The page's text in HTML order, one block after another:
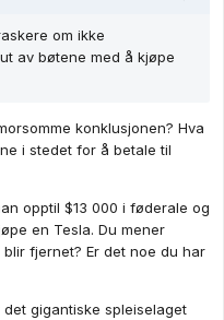
om ikke
av bøtene med å kjøpe
konklusjonen? Hva
i stedet for å betale til
opptil $13 000 i føderale og
en Tesla. Du mener
fjernet? Er det noe du har
gigantiske spleiselaget